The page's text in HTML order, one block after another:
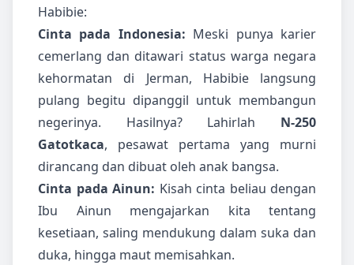
Habibie:
Cinta pada Indonesia: Meski punya karier
cemerlang dan ditawari status warga negara
kehormatan di Jerman, Habibie langsung
pulang begitu dipanggil untuk membangun
negerinya. Hasilnya? Lahirlah N-250
Gatotkaca, pesawat pertama yang murni
dirancang dan dibuat oleh anak bangsa.
Cinta pada Ainun: Kisah cinta beliau dengan
Ibu Ainun mengajarkan kita tentang
kesetiaan, saling mendukung dalam suka dan
duka, hingga maut memisahkan.